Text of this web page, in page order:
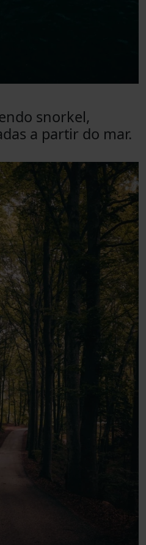
snorkel,
a partir do mar.